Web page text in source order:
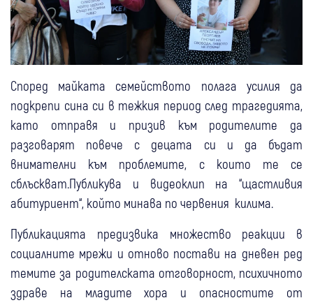
Според майката семейството полага усилия да
подкрепи сина си в тежкия период след трагедията,
като отправя и призив към родителите да
разговарят повече с децата си и да бъдат
внимателни към проблемите, с които те се
сблъскват.Публикува и видеоклип на “щастливия
абитуриент“, който минава по червения килима.
Публикацията предизвика множество реакции в
социалните мрежи и отново постави на дневен ред
темите за родителската отговорност, психичното
здраве на младите хора и опасностите от